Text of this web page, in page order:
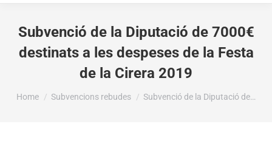
Subvenció de la Diputació de 7000€
destinats a les despeses de la Festa
de la Cirera 2019
You are here:
Home Subvencions rebudes Subvenció de la Diputació de…